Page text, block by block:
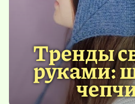
Тренды
руками: